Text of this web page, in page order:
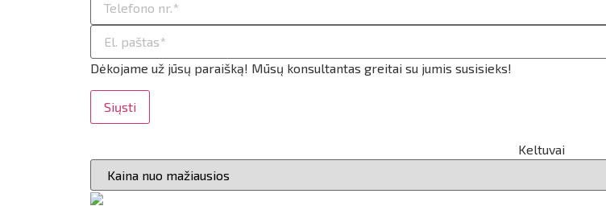
Dėkojame už jūsų paraišką! Mūsų konsultantas greitai su jumis susisieks!
Siųsti
Keltuvai